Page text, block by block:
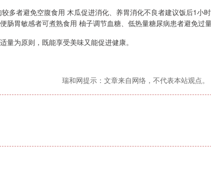
多者避免空腹食用 木瓜促进消化、养胃消化不良者建议饭后1小时
肠胃敏感者可煮熟食用 柚子调节血糖、低热量糖尿病患者避免过
为原则，既能享受美味又能促进健康。
瑞和网提示：文章来自网络，不代表本站观点。